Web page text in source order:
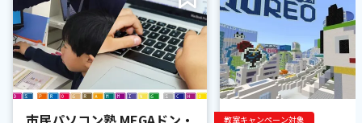
教室キャンペーン対象